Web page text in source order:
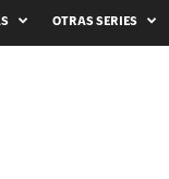
OTRAS SERIES